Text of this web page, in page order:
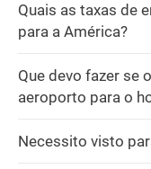
Quais as taxas de
para a América?
Que devo fazer se
aeroporto para o
Necessito visto